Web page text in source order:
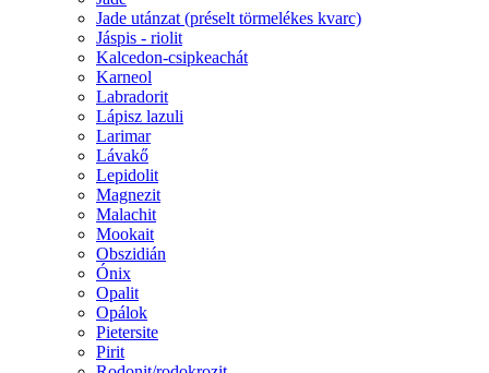
Jade utánzat (préselt törmelékes kvarc)
Jáspis - riolit
Kalcedon-csipkeachát
Karneol
Labradorit
Lápisz lazuli
Larimar
Lávakő
Lepidolit
Magnezit
Malachit
Mookait
Obszidián
Ónix
Opalit
Opálok
Pietersite
Pirit